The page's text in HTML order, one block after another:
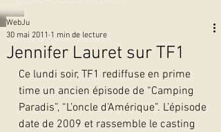
Découvrir les saisons
Jennifer Lauret sur TF1
WebJu
30 mai 2011 1 min de lecture
Ce lundi soir, TF1 rediffuse en prime
time un ancien épisode de “Camping
Paradis”, “L’oncle d’Amérique”. L’épisode
date de 2009 et rassemble le casting